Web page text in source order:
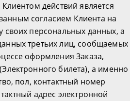
действий является
согласием Клиента на
своих персональных данных, а
третьих лиц, сообщаемых
оформления Заказа,
билета), а именно
пол, контактный номер
адрес электронной